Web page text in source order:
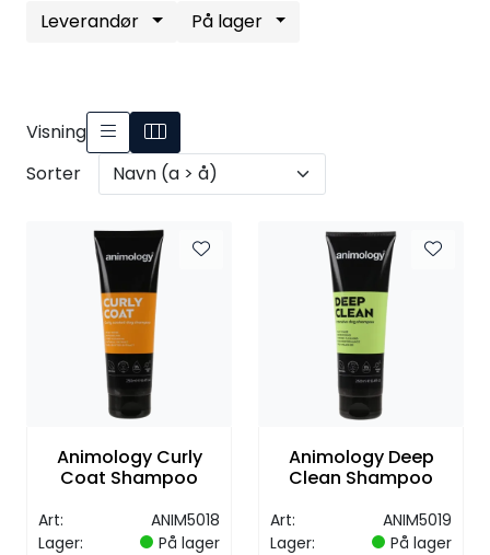
Leverandør På lager
Visning
Sorter
Animology Curly
Coat Shampoo
Art:
ANIM5018
Lager:
På lager
Animology Deep
Clean Shampoo
Art:
ANIM5019
Lager:
På lager